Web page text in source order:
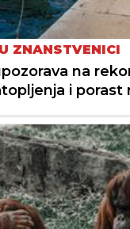
ZNANSTVENICI
na
i porast